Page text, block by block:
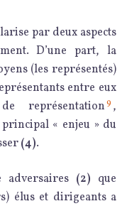
par deux aspects
D’une part, la
(les représentés)
entre eux
représentation9 ,
« enjeu » du
(4).
(2) que
élus et dirigeants a